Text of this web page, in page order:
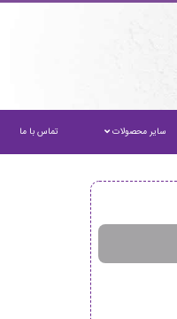
سایر محصولات تماس با ما